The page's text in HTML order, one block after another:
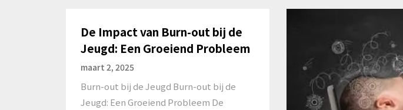
De Impact van Burn-out bij de
Jeugd: Een Groeiend Probleem
maart 2, 2025
Burn-out bij de Jeugd Burn-out bij de
Jeugd: Een Groeiend Probleem De